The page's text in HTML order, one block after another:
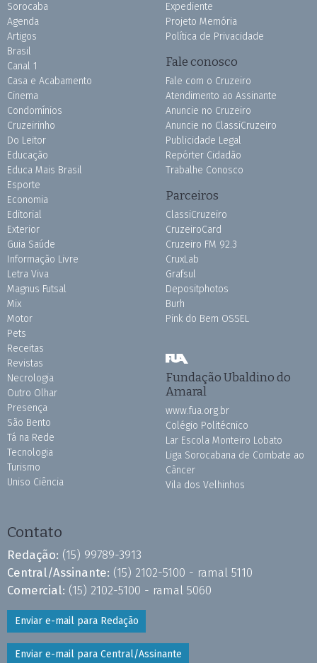
Sorocaba
Agenda
Artigos
Brasil
Canal 1
Casa e Acabamento
Cinema
Condomínios
Cruzeirinho
Do Leitor
Educação
Educa Mais Brasil
Esporte
Economia
Editorial
Exterior
Guia Saúde
Informação Livre
Letra Viva
Magnus Futsal
Mix
Motor
Pets
Receitas
Revistas
Necrologia
Outro Olhar
Presença
São Bento
Tá na Rede
Tecnologia
Turismo
Uniso Ciência
Expediente
Projeto Memória
Política de Privacidade
Fale conosco
Fale com o Cruzeiro
Atendimento ao Assinante
Anuncie no Cruzeiro
Anuncie no ClassiCruzeiro
Publicidade Legal
Repórter Cidadão
Trabalhe Conosco
Parceiros
ClassiCruzeiro
CruzeiroCard
Cruzeiro FM 92.3
CruxLab
Grafsul
Depositphotos
Burh
Pink do Bem OSSEL
Fundação Ubaldino do
Amaral
www.fua.org.br
Colégio Politécnico
Lar Escola Monteiro Lobato
Liga Sorocabana de Combate ao
Câncer
Vila dos Velhinhos
Contato
Redação: (15) 99789-3913
Central/Assinante: (15) 2102-5100 - ramal 5110
Comercial: (15) 2102-5100 - ramal 5060
Enviar e-mail para Redação
Enviar e-mail para Central/Assinante